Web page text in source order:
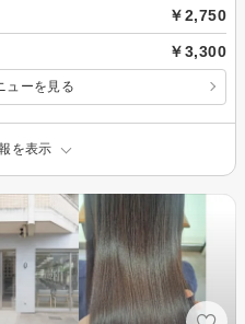
￥2,750
￥3,300
ューを見る
を表示